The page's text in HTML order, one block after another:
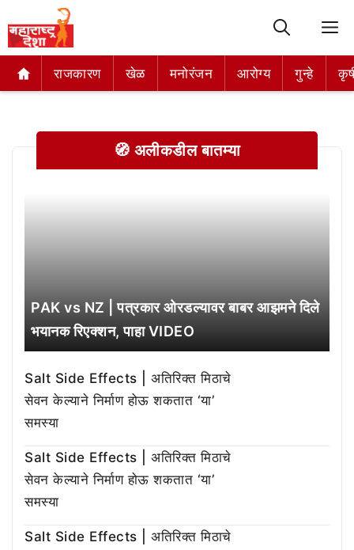
राजकारण खेळ मनोरंजन आरोग्य गुन्हे
राजकारण खेळ मनोरंजन आरोग्य गुन्हे
🧭 अलीकडील बातम्या
PAK vs NZ | पत्रकार ओरडल्यावर बाबर आझमने दिले
भयानक रिएक्शन, पाहा VIDEO
Salt Side Effects | अतिरिक्त मिठाचे
सेवन केल्याने निर्माण होऊ शकतात ‘या’
समस्या
Salt Side Effects | अतिरिक्त मिठाचे
सेवन केल्याने निर्माण होऊ शकतात ‘या’
समस्या
Salt Side Effects | अतिरिक्त मिठाचे